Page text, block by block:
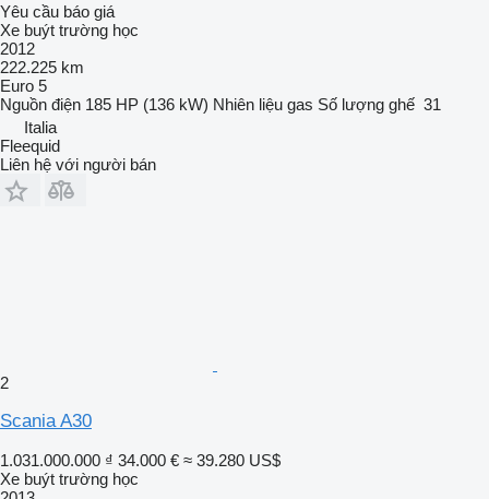
Yêu cầu báo giá
Xe buýt trường học
2012
222.225 km
Euro 5
Nguồn điện 185 HP (136 kW) Nhiên liệu gas Số lượng ghế 31
Italia
Fleequid
Liên hệ với người bán
2
Scania A30
1.031.000.000 ₫ 34.000 € ≈ 39.280 US$
Xe buýt trường học